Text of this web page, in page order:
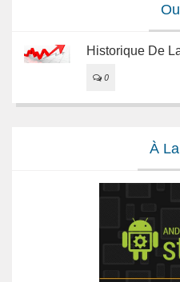
Historique De
0
À